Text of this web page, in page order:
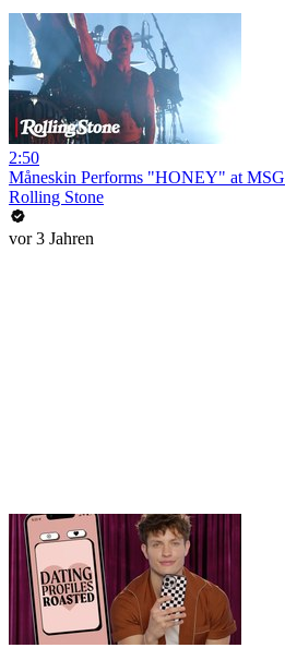
2:50
Måneskin Performs "HONEY" at MSG
Rolling Stone
vor 3 Jahren